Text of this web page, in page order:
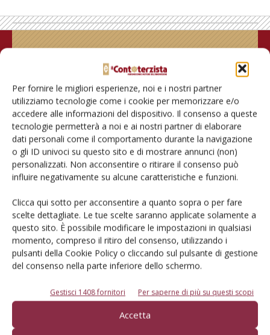
Per fornire le migliori esperienze, noi e i nostri partner
utilizziamo tecnologie come i cookie per memorizzare e/o
accedere alle informazioni del dispositivo. Il consenso a queste
tecnologie permetterà a noi e ai nostri partner di elaborare
dati personali come il comportamento durante la navigazione
o gli ID univoci su questo sito e di mostrare annunci (non)
personalizzati. Non acconsentire o ritirare il consenso può
influire negativamente su alcune caratteristiche e funzioni.
Clicca qui sotto per acconsentire a quanto sopra o per fare
scelte dettagliate. Le tue scelte saranno applicate solamente a
questo sito. È possibile modificare le impostazioni in qualsiasi
momento, compreso il ritiro del consenso, utilizzando i
pulsanti della Cookie Policy o cliccando sul pulsante di gestione
del consenso nella parte inferiore dello schermo.
Gestisci 1408 fornitori Per saperne di più su questi scopi
Accetta
Rimani aggiornato sul mondo
dell’agricoltura
Iscriviti alle nostre newsletter
© Tecniche Nuove Spa. Tutti i diritti riservati. Sede legale Via Eritrea 21 -
20157 Milano | Codice fiscale, Partita IVA e Iscrizione al Registro delle
imprese di Milano: 00753480151